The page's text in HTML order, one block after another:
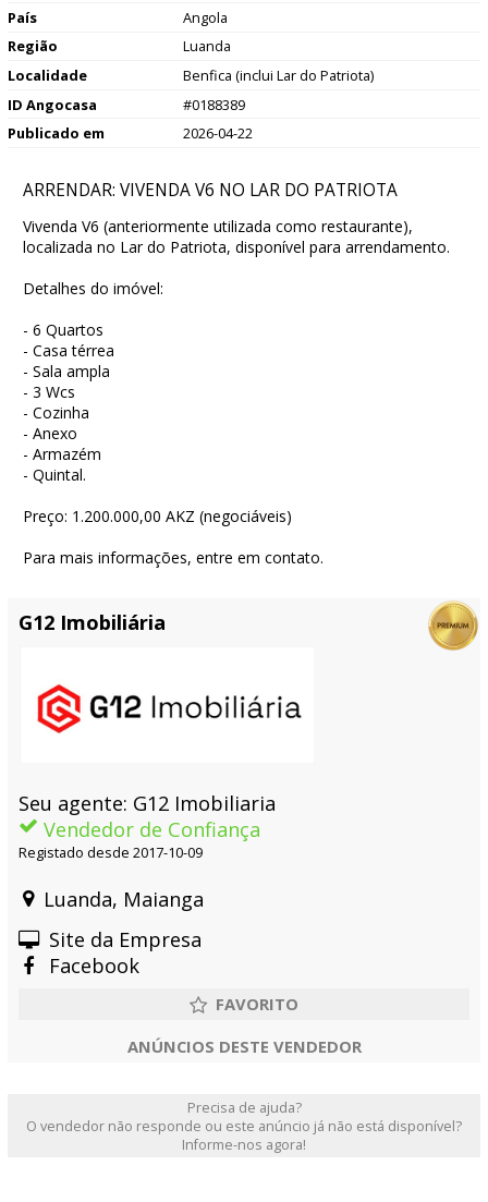
País
Angola
Região
Luanda
Localidade
Benfica (inclui Lar do Patriota)
ID Angocasa
#0188389
Publicado em
2026-04-22
ARRENDAR: VIVENDA V6 NO LAR DO PATRIOTA
Vivenda V6 (anteriormente utilizada como restaurante),
localizada no Lar do Patriota, disponível para arrendamento.
Detalhes do imóvel:
- 6 Quartos
- Casa térrea
- Sala ampla
- 3 Wcs
- Cozinha
- Anexo
- Armazém
- Quintal.
Preço: 1.200.000,00 AKZ (negociáveis)
Para mais informações, entre em contato.
G12 Imobiliária
Seu agente: G12 Imobiliaria
Vendedor de Confiança
Registado desde 2017-10-09
Luanda, Maianga
Site da Empresa
Facebook
ANÚNCIOS DESTE VENDEDOR
Precisa de ajuda?
O vendedor não responde ou este anúncio já não está disponível?
Informe-nos agora!